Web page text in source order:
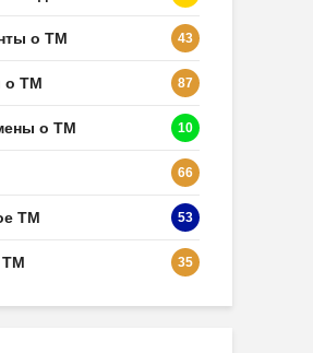
о ТМ 43
о ТМ 87
о ТМ 10
66
ТМ 53
ТМ 35